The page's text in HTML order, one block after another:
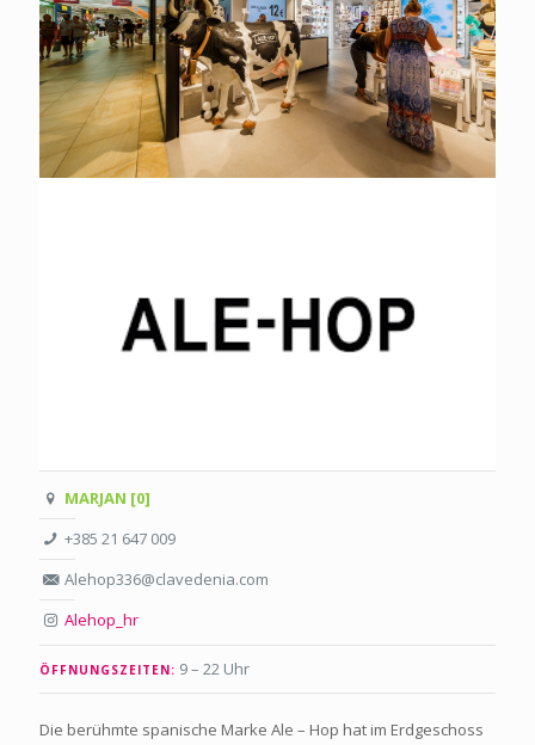
MARJAN [0]
+385 21 647 009
Alehop336@clavedenia.com
Alehop_hr
ÖFFNUNGSZEITEN: 9 – 22 Uhr
Die berühmte spanische Marke Ale – Hop hat im Erdgeschoss